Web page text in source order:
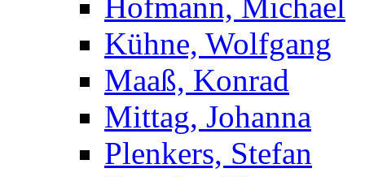
Hofmann, Michael
Kühne, Wolfgang
Maaß, Konrad
Mittag, Johanna
Plenkers, Stefan